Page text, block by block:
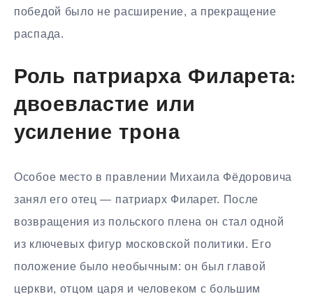
победой было не расширение, а прекращение
распада.
Роль патриарха Филарета:
двоевластие или
усиление трона
Особое место в правлении Михаила Фёдоровича
занял его отец — патриарх Филарет. После
возвращения из польского плена он стал одной
из ключевых фигур московской политики. Его
положение было необычным: он был главой
церкви, отцом царя и человеком с большим